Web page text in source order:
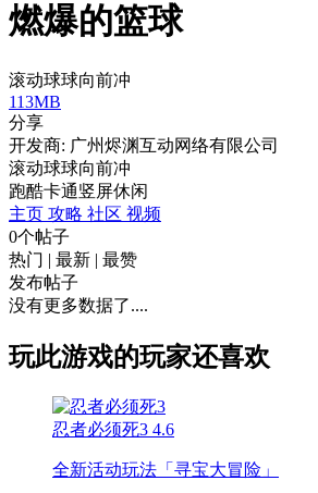
燃爆的篮球
滚动球球向前冲
113MB
分享
开发商: 广州烬渊互动网络有限公司
滚动球球向前冲
跑酷卡通竖屏休闲
主页 攻略 社区 视频
0个帖子
热门 | 最新 | 最赞
发布帖子
没有更多数据了....
玩此游戏的玩家还喜欢
忍者必须死3 4.6
全新活动玩法「寻宝大冒险」